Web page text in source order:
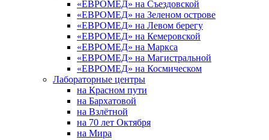
«ЕВРОМЕД» на Съездовской
«ЕВРОМЕД» на Зеленом острове
«ЕВРОМЕД» на Левом берегу
«ЕВРОМЕД» на Кемеровской
«ЕВРОМЕД» на Маркса
«ЕВРОМЕД» на Магистральной
«ЕВРОМЕД» на Космическом
Лабораторные центры
на Красном пути
на Бархатовой
на Взлётной
на 70 лет Октября
на Мира